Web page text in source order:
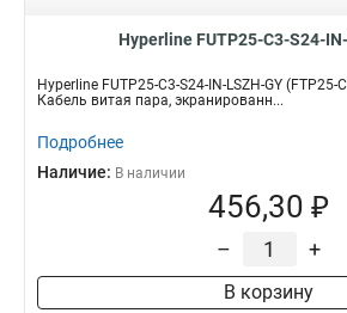
Hyperline FUTP25-C3-S24-
Hyperline FUTP25-C3-S24-IN-LSZH-GY (FTP25-
Кабель витая пара, экранированн...
Подробнее
Наличие: В наличии
456,30 ₽
– +
В корзину